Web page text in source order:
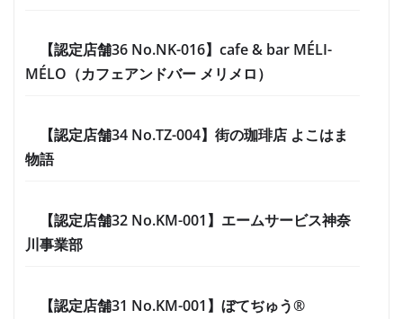
【認定店舗36 No.NK-016】cafe & bar MÉLI-
MÉLO（カフェアンドバー メリメロ）
【認定店舗34 No.TZ-004】街の珈琲店 よこはま
物語
【認定店舗32 No.KM-001】エームサービス神奈
川事業部
【認定店舗31 No.KM-001】ぼてぢゅう®